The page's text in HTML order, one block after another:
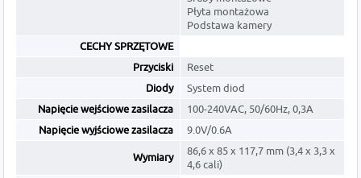
Płyta montażowa
Podstawa kamery
CECHY SPRZĘTOWE
Przyciski
Reset
Diody
System diod
Napięcie wejściowe zasilacza
100-240VAC, 50/60Hz, 0,3A
Napięcie wyjściowe zasilacza
9.0V/0.6A
Wymiary
86,6 x 85 x 117,7 mm (3,4 x 3,3 x
4,6 cali)